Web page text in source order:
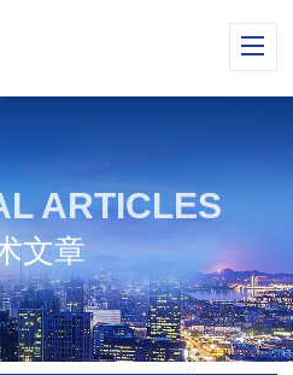
ARTICLES
文章